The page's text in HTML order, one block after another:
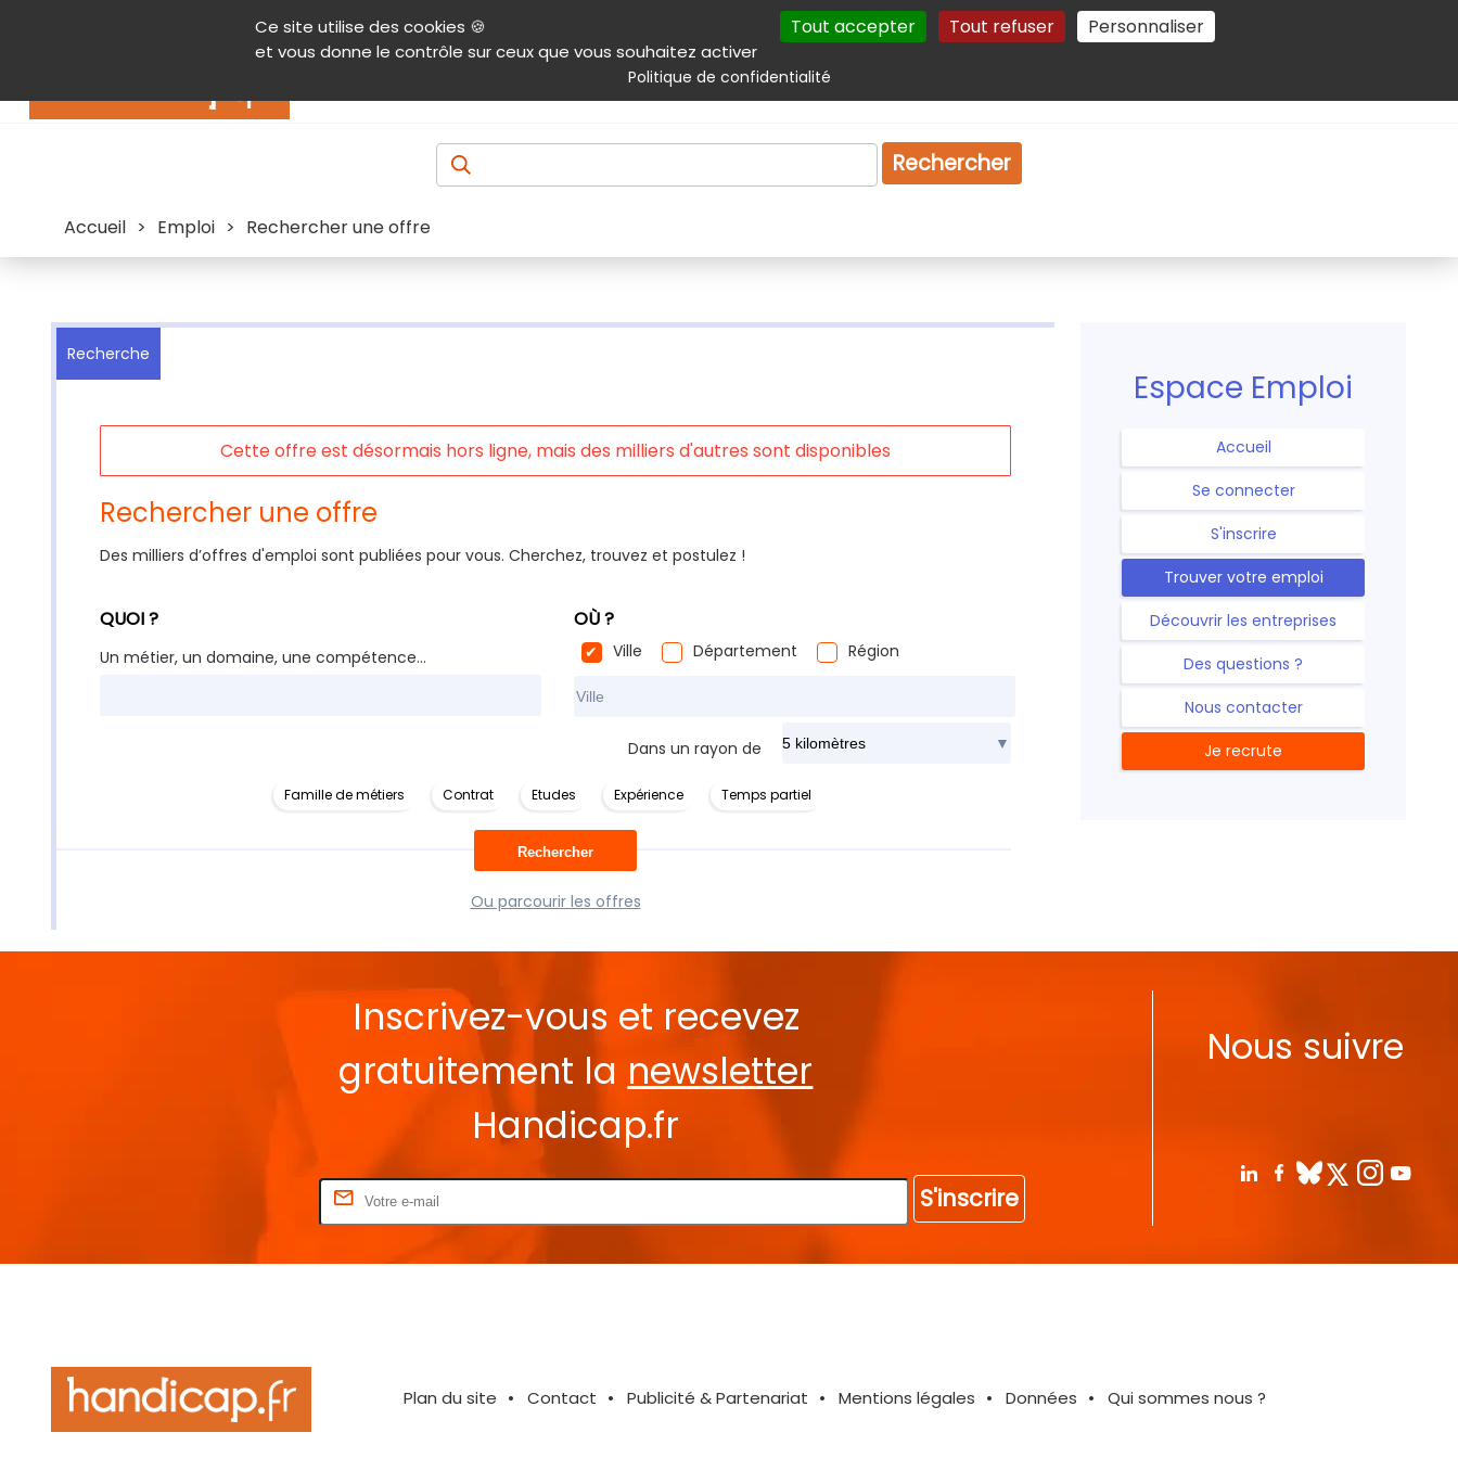
Ce site utilise des cookies 🍪
et vous donne le contrôle sur ceux que vous souhaitez activer
Tout accepter Tout refuser Personnaliser
Politique de confidentialité
Contenu Aide et accessibilité Menu principal Autres services Plan du site Gestion des cookies
Produits & services Emploi Droit
Rechercher
Accueil > Emploi > Rechercher une offre
Cette offre est désormais hors ligne, mais des milliers d'autres sont disponibles
Recherche
Rechercher une offre
Des milliers d’offres d'emploi sont publiées pour vous. Cherchez, trouvez et postulez !
QUOI ?
Un métier, un domaine, une compétence...
OÙ ?
Ville Département
Région
Dans un rayon de
Famille de métiers Contrat Etudes Expérience Temps partiel
Ou parcourir les offres
Espace Emploi
Accueil
Se connecter
S'inscrire
Trouver votre emploi
Découvrir les entreprises
Des questions ?
Nous contacter
Je recrute
Inscrivez-vous et recevez
gratuitement la newsletter
Handicap.fr
S'inscrire
Nous suivre
Plan du site Contact Publicité & Partenariat Mentions légales Données Qui sommes nous ?